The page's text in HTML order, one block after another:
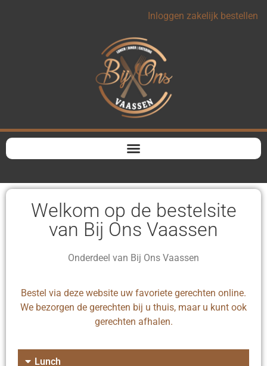
Inloggen zakelijk bestellen
Welkom op de bestelsite
van Bij Ons Vaassen
Onderdeel van Bij Ons Vaassen
Bestel via deze website uw favoriete gerechten online.
We bezorgen de gerechten bij u thuis, maar u kunt ook
gerechten afhalen.
Lunch